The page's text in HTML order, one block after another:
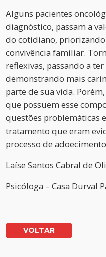
Alguns pacientes
diagnóstico, passam a
do cotidiano,
convivência familiar.
reflexivas, passando a
demonstrando mais
parte de sua vida.
que possuem esse
questões problemáticas
tratamento que eram
processo de
Laíse Santos Cabral de
Psicóloga – Casa Durval
VOLTAR